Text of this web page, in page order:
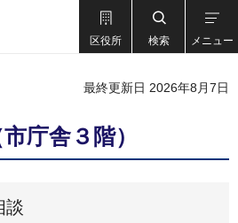
区役所 検索 メニュー
最終更新日 2026年8月7日
庁舎３階）
談